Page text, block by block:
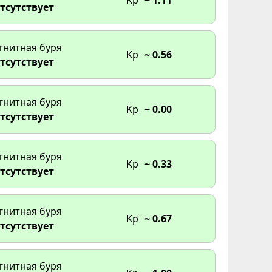
буря
Kp ~ 0.56
буря
Kp ~ 0.00
буря
Kp ~ 0.33
буря
Kp ~ 0.67
буря